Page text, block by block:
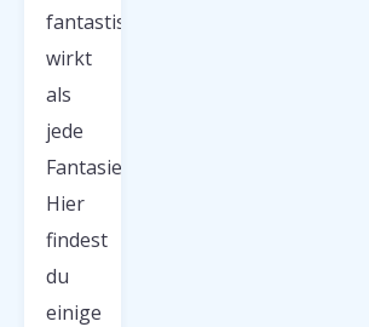
fantastischer
wirkt
als
jede
Fantasie.
Hier
findest
du
einige